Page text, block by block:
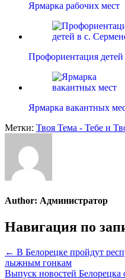
Ярмарка рабочих мест
Профориентация
Ярмарка вакантных
Метки: Твоя Тема - Тебе и
Author: Администратор
Навигация по
← В Белорецке пройдут
лыжным гонкам
Выпуск новостей Белорецка